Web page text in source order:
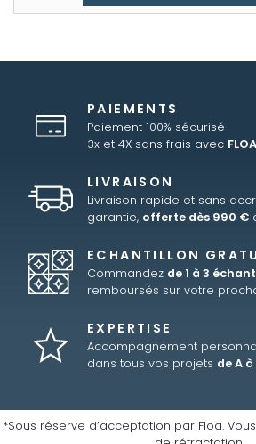
PAIEMENTS
Paiement 100% sécurisé
3x et 4X sans frais avec
LIVRAISON
Livraison rapide et sans
garantie, offerte dès 990 €
ECHANTILLON
Commandez de 1 à 3
remboursés sur votre
EXPERTISE
Accompagnement
dans tous vos projets de A à
*Sous réserve d’acceptation par Floa.